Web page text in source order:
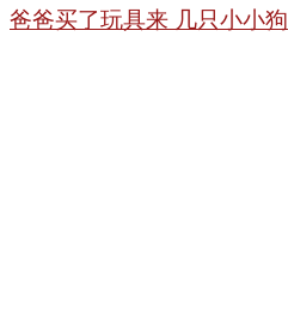
爸爸买了玩具来 几只小小狗